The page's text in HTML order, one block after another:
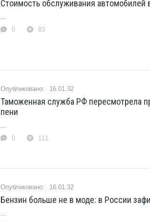
Стоимость обслуживания автомобилей
...
0
83
16.01.32
Таможенная служба РФ пересмотрела
пени
...
0
111
16.01.32
Бензин больше не в моде: в России
...